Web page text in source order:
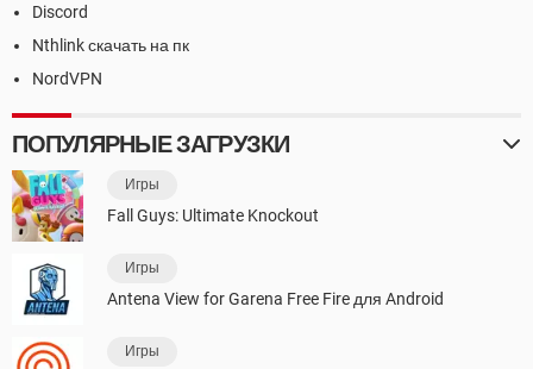
Discord
Nthlink скачать на пк
NordVPN
ПОПУЛЯРНЫЕ ЗАГРУЗКИ
Игры
Fall Guys: Ultimate Knockout
Игры
Antena View for Garena Free Fire для Android
Игры